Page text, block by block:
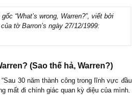
cảnh bull market mạnh mẽ toàn cầu
số kẻ influencer nổi tiếng trên mạng xã
câu: Đầu cơ chứng khoán thật là dễ
như vậy chỉ muốn nổi tiếng với
cũng chẳng mấy bận tâm. Song
và nhận ra rằng: quả lịch sử không